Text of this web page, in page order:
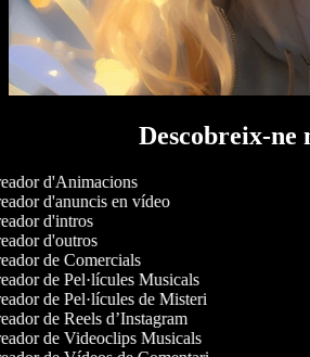
Descobreix-ne
d'Animacions
d'anuncis en vídeo
d'intros
d'outros
de Comercials
de Pel·lícules Musicals
de Pel·lícules de Misteri
de Reels d’Instagram
de Videoclips Musicals